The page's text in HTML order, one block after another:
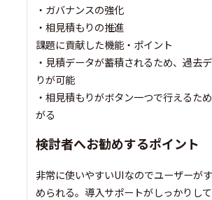
・ガバナンスの強化
・相見積もりの推進
課題に貢献した機能・ポイント
・見積データが蓄積されるため、過去
りが可能
・相見積もりがボタン一つで行えるた
がる
検討者へお勧めするポイント
非常に使いやすいUIなのでユーザーが
められる。導入サポートがしっかりし